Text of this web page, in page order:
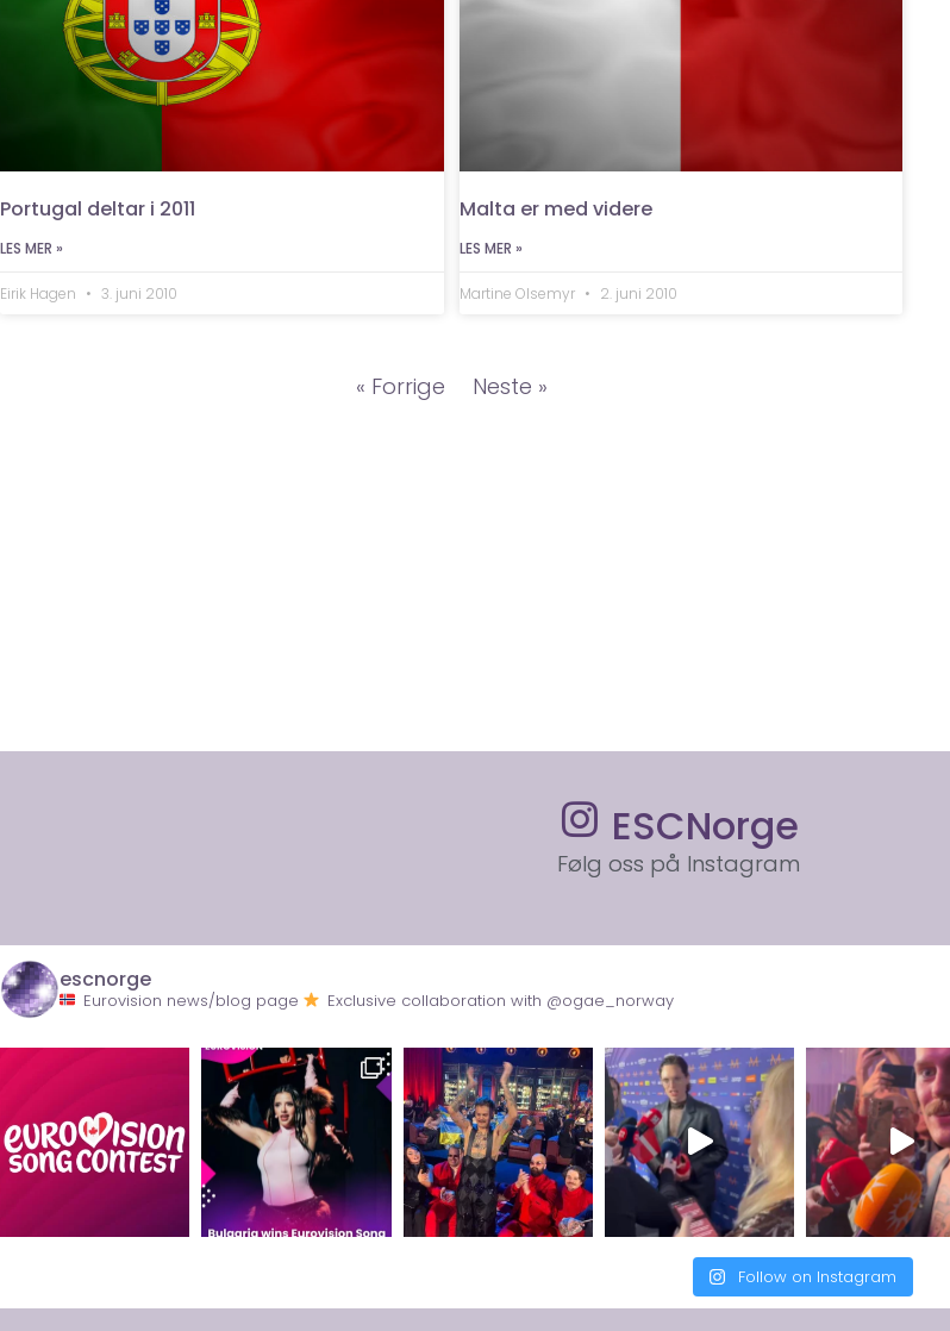
Portugal deltar i 2011
LES MER »
Eirik Hagen 3. juni 2010
Malta er med videre
LES MER »
Martine Olsemyr 2. juni 2010
« Forrige Neste »
ESCNorge
Følg oss på Instagram
escnorge
Eurovision news/blog page Exclusive collaboration with @ogae_norway
Follow on Instagram